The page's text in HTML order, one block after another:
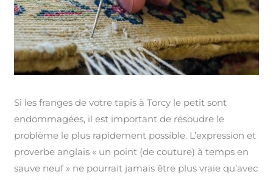
Si les franges de votre tapis à Torcy le petit sont
endommagées, il est important de résoudre le
problème le plus rapidement possible. L’expression et
proverbe anglais « un point (de couture) à temps en
sauve neuf » ne pourrait jamais être plus vraie qu’avec